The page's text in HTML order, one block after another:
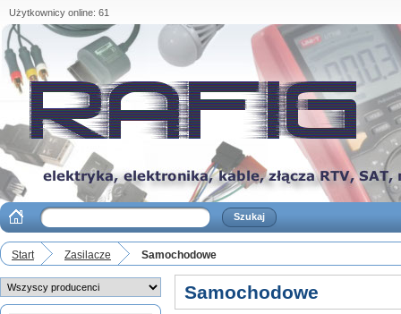
Użytkownicy online: 61
Start Zasilacze Samochodowe
Samochodowe